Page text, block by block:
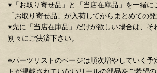
※「お取り寄せ品」と「当店在庫品」を一緒に
「お取り寄せ品」が入荷してからまとめての発
※先に「当店在庫品」だけが欲しい場合は、そ
別々にご決済下さい。
※パーツリストのページは順次増やしていく予